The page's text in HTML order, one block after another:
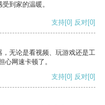
到家的温暖。
支持[0] 反对[0]
无论是看视频、玩游戏还是工
心网速卡顿了。
支持[0] 反对[0]